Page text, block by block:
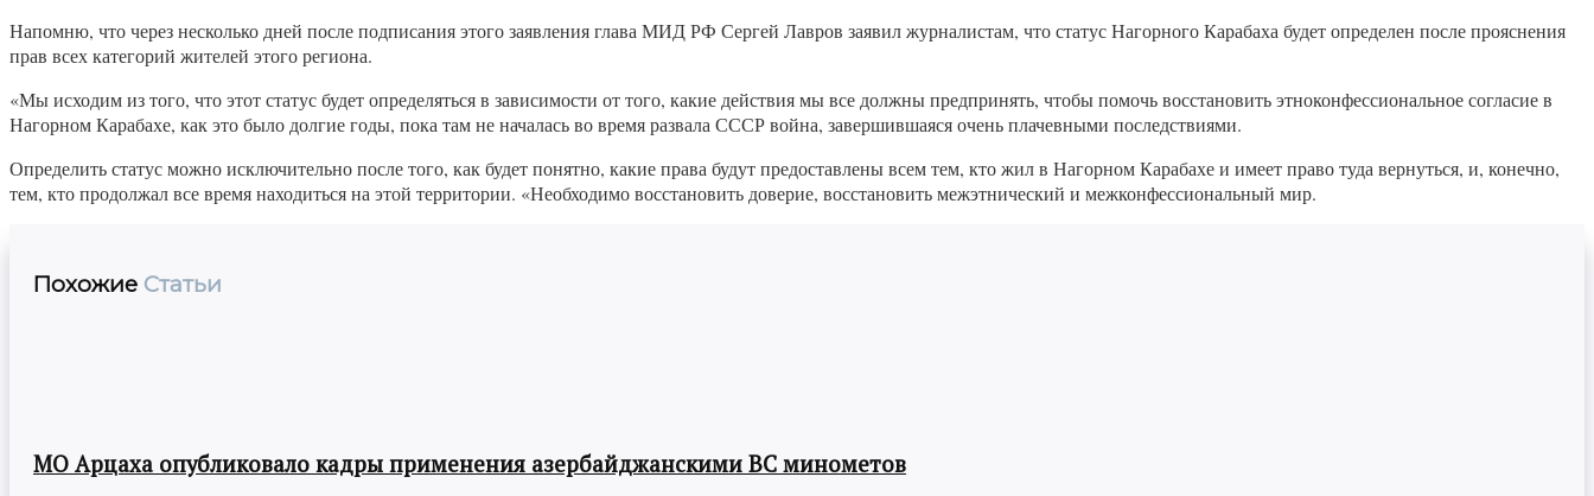
Напомню, что через несколько дней после подписания этого заявления глава МИД РФ Сергей Лавров заявил журналистам, что статус Нагорного Карабаха будет определен после прояснения
прав всех категорий жителей этого региона.
«Мы исходим из того, что этот статус будет определяться в зависимости от того, какие действия мы все должны предпринять, чтобы помочь восстановить этноконфессиональное согласие в
Нагорном Карабахе, как это было долгие годы, пока там не началась во время развала СССР война, завершившаяся очень плачевными последствиями.
Определить статус можно исключительно после того, как будет понятно, какие права будут предоставлены всем тем, кто жил в Нагорном Карабахе и имеет право туда вернуться, и, конечно,
тем, кто продолжал все время находиться на этой территории. «Необходимо восстановить доверие, восстановить межэтнический и межконфессиональный мир.
Похожие Статьи
МО Арцаха опубликовало кадры применения азербайджанскими ВС минометов